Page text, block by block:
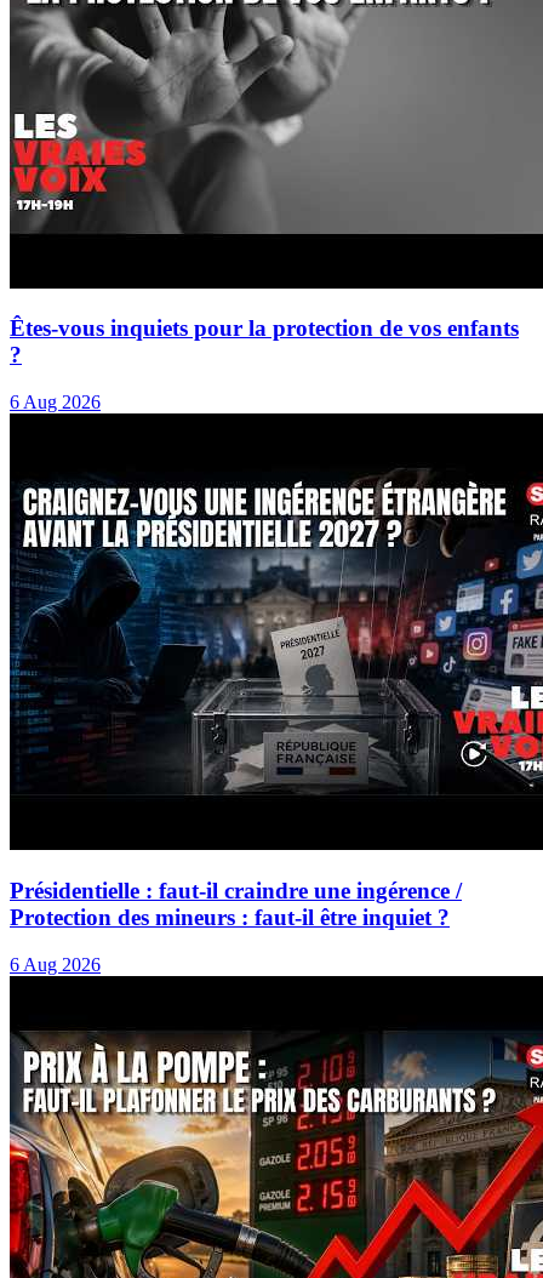
Êtes-vous inquiets pour la protection de vos enfants
?
6 Aug 2026
Présidentielle : faut-il craindre une ingérence /
Protection des mineurs : faut-il être inquiet ?
6 Aug 2026